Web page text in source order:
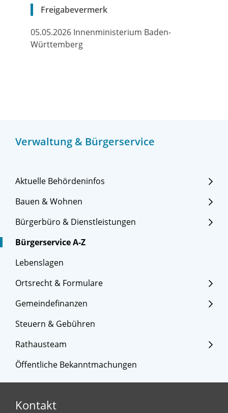
Verwaltung & Bürgerservice
Aktuelle Behördeninfos
Bauen & Wohnen
Bürgerbüro & Dienstleistungen
Bürgerservice A-Z
Lebenslagen
Ortsrecht & Formulare
Gemeindefinanzen
Steuern & Gebühren
Rathausteam
Öffentliche Bekanntmachungen
Freigabevermerk
05.05.2026 Innenministerium Baden-
Württemberg
Kontakt